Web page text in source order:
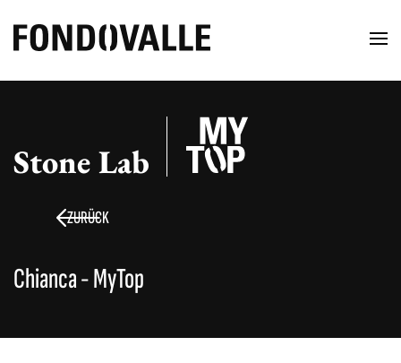
ZURÜCK
Stone Lab
Chianca - MyTop